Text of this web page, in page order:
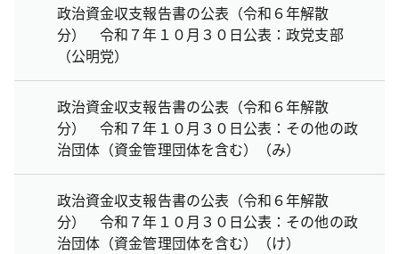
政治資金収支報告書の公表（令和６年解散
分） 令和７年１０月３０日公表：政党支部
（公明党）
政治資金収支報告書の公表（令和６年解散
分） 令和７年１０月３０日公表：その他の政
治団体（資金管理団体を含む）（み）
政治資金収支報告書の公表（令和６年解散
分） 令和７年１０月３０日公表：その他の政
治団体（資金管理団体を含む）（け）